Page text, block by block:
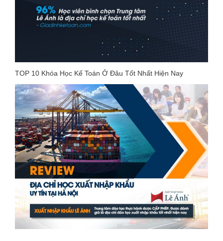
TOP 10 Khóa Học Kế Toán Ở Đâu Tốt Nhất Hiện Nay